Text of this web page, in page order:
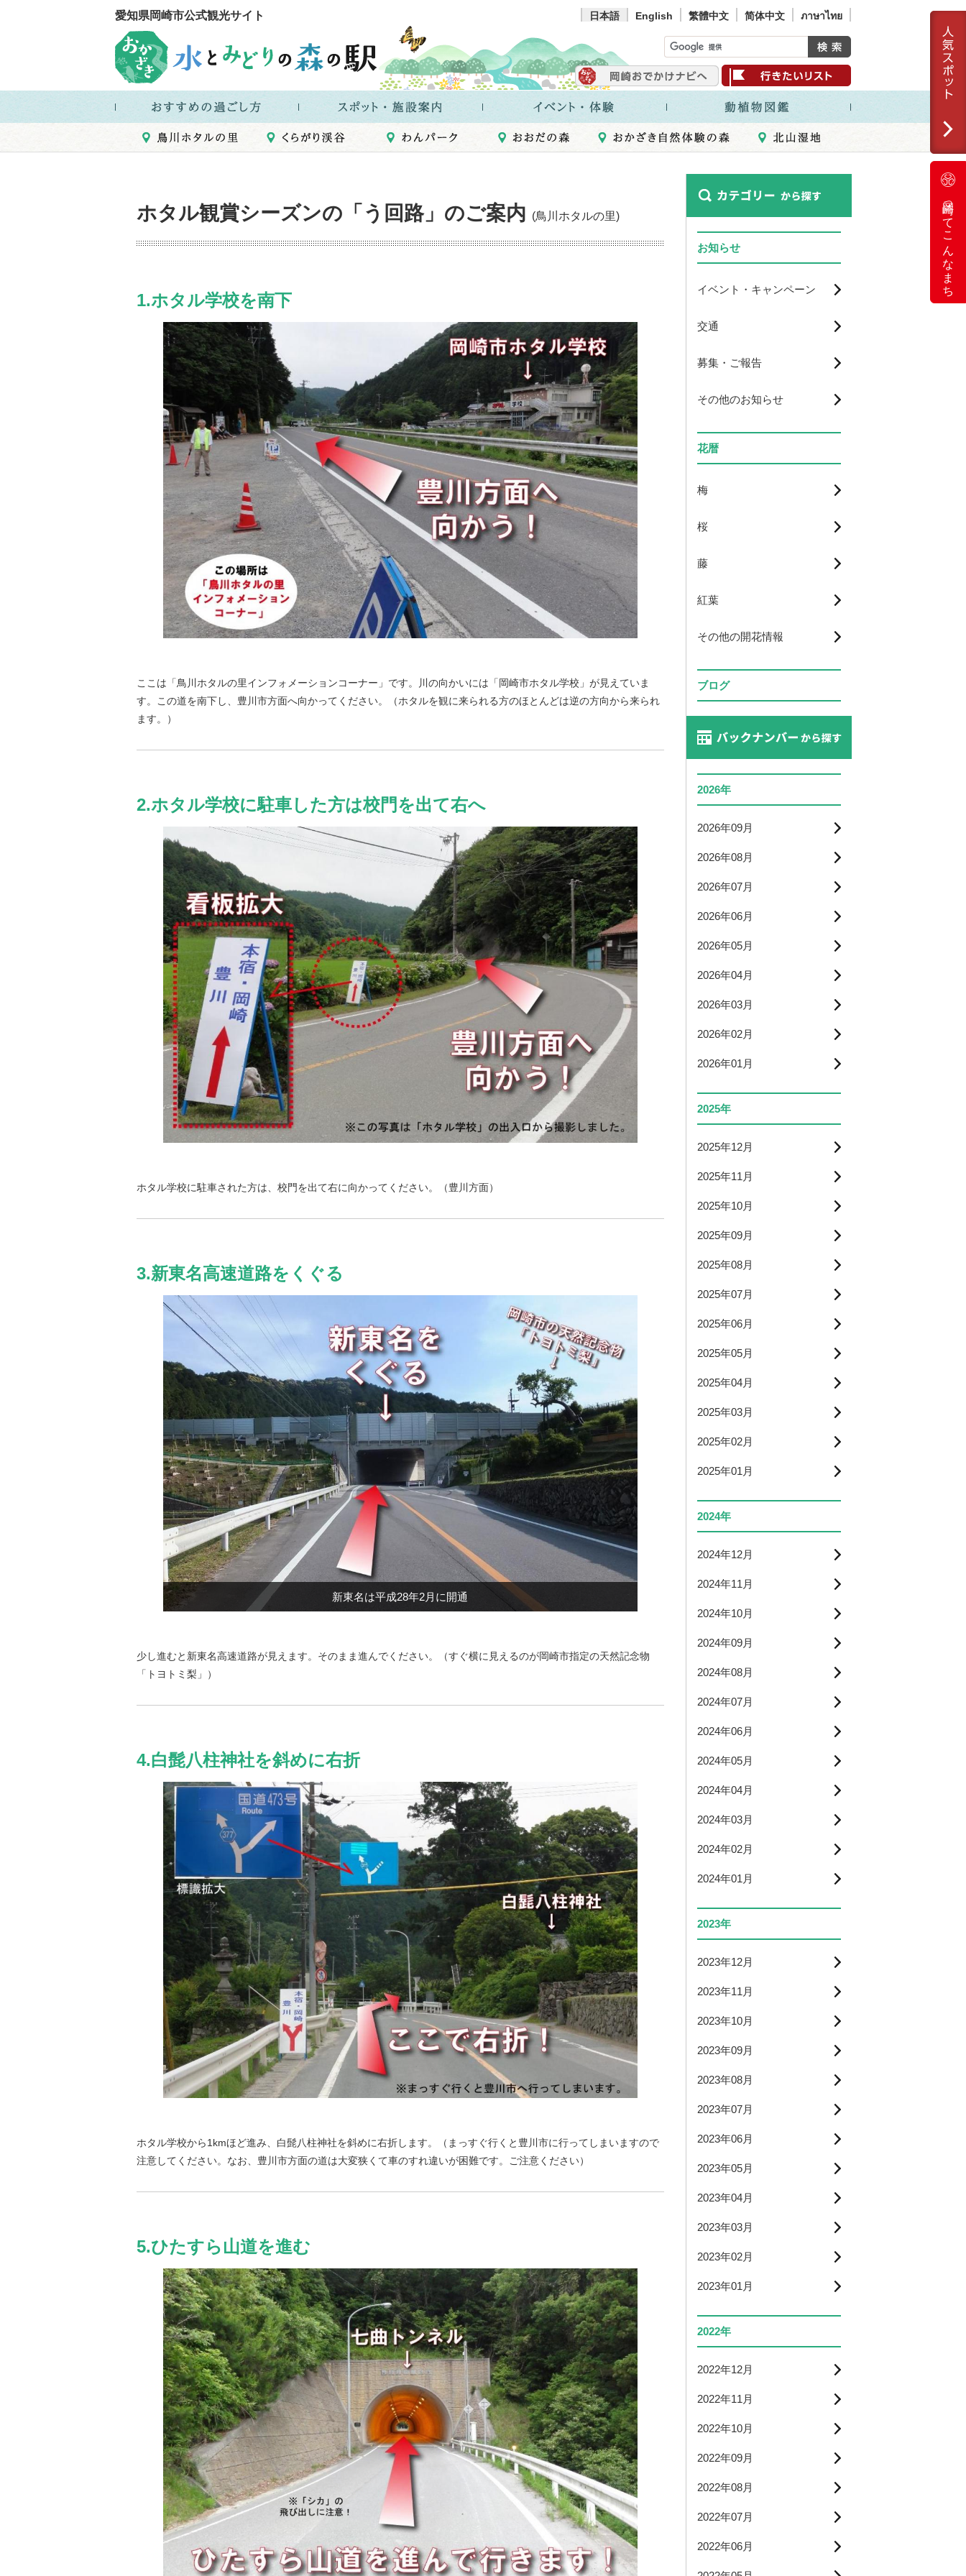
愛知県岡崎市公式観光サイト 日本語 English 繁體中文 简体中文 ภาษาไทย
岡崎ってこんなまち
ホタル観賞シーズンの「う回路」のご案内 (鳥川ホタルの里)
1.ホタル学校を南下
ここは「鳥川ホタルの里インフォメーションコーナー」です。川の向かいには「岡崎市ホタル学校」が見えていま
す。この道を南下し、豊川市方面へ向かってください。（ホタルを観に来られる方のほとんどは逆の方向から来られ
ます。）
2.ホタル学校に駐車した方は校門を出て右へ
ホタル学校に駐車された方は、校門を出て右に向かってください。（豊川方面）
3.新東名高速道路をくぐる
新東名は平成28年2月に開通
少し進むと新東名高速道路が見えます。そのまま進んでください。（すぐ横に見えるのが岡崎市指定の天然記念物
「トヨトミ梨」）
4.白髭八柱神社を斜めに右折
ホタル学校から1kmほど進み、白髭八柱神社を斜めに右折します。（まっすぐ行くと豊川市に行ってしまいますので
注意してください。なお、豊川市方面の道は大変狭くて車のすれ違いが困難です。ご注意ください）
5.ひたすら山道を進む
お知らせ
イベント・キャンペーン
交通
募集・ご報告
その他のお知らせ
花暦
梅
桜
藤
紅葉
その他の開花情報
ブログ
2026年
2026年09月
2026年08月
2026年07月
2026年06月
2026年05月
2026年04月
2026年03月
2026年02月
2026年01月
2025年
2025年12月
2025年11月
2025年10月
2025年09月
2025年08月
2025年07月
2025年06月
2025年05月
2025年04月
2025年03月
2025年02月
2025年01月
2024年
2024年12月
2024年11月
2024年10月
2024年09月
2024年08月
2024年07月
2024年06月
2024年05月
2024年04月
2024年03月
2024年02月
2024年01月
2023年
2023年12月
2023年11月
2023年10月
2023年09月
2023年08月
2023年07月
2023年06月
2023年05月
2023年04月
2023年03月
2023年02月
2023年01月
2022年
2022年12月
2022年11月
2022年10月
2022年09月
2022年08月
2022年07月
2022年06月